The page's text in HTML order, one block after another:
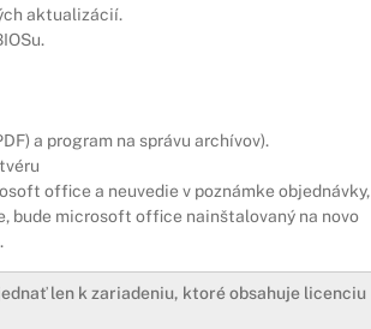
aktualizácií.
a program na správu archívov).
office a neuvedie v poznámke objednávky,
bude microsoft office nainštalovaný na novo
len k zariadeniu, ktoré obsahuje licenciu